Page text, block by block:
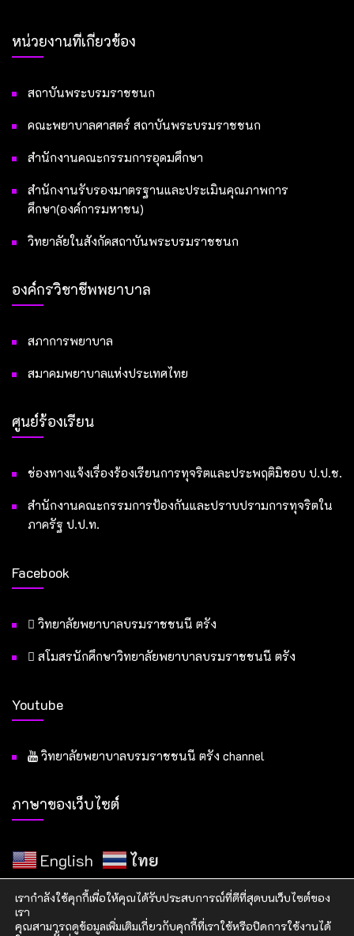
หน่วยงานที่เกี่ยวข้อง
สถาบันพระบรมราชชนก
คณะพยาบาลศาสตร์ สถาบันพระบรมราชชนก
สำนักงานคณะกรรมการอุดมศึกษา
สำนักงานรับรองมาตรฐานและประเมินคุณภาพการ
ศึกษา(องค์การมหาชน)
วิทยาลัยในสังกัดสถาบันพระบรมราชชนก
องค์กรวิชาชีพพยาบาล
สภาการพยาบาล
สมาคมพยาบาลแห่งประเทศไทย
ศูนย์ร้องเรียน
ช่องทางแจ้งเรื่องร้องเรียนการทุจริตและประพฤติมิชอบ ป.ป.ช.
สำนักงานคณะกรรมการป้องกันและปราบปรามการทุจริตใน
ภาครัฐ ป.ป.ท.
Facebook
วิทยาลัยพยาบาลบรมราชชนนี ตรัง
สโมสรนักศึกษาวิทยาลัยพยาบาลบรมราชชนนี ตรัง
Youtube
วิทยาลัยพยาบาลบรมราชชนนี ตรัง channel
ภาษาของเว็บไซต์
English ไทย
เรากำลังใช้คุกกี้เพื่อให้คุณได้รับประสบการณ์ที่ดีที่สุดบนเว็บไซต์ของ
เรา
คุณสามารถดูข้อมูลเพิ่มเติมเกี่ยวกับคุกกี้ที่เราใช้หรือปิดการใช้งานได้